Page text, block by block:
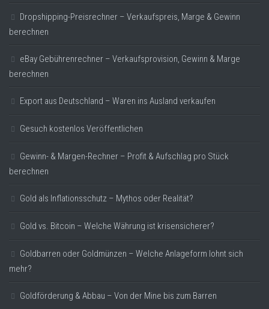
Dropshipping-Preisrechner – Verkaufspreis, Marge & Gewinn
berechnen
eBay Gebührenrechner – Verkaufsprovision, Gewinn & Marge
berechnen
Export aus Deutschland – Waren ins Ausland verkaufen
Gesuch kostenlos Veröffentlichen
Gewinn- & Margen-Rechner – Profit & Aufschlag pro Stück
berechnen
Gold als Inflationsschutz – Mythos oder Realität?
Gold vs. Bitcoin – Welche Währung ist krisensicherer?
Goldbarren oder Goldmünzen – Welche Anlageform lohnt sich
mehr?
Goldförderung & Abbau – Von der Mine bis zum Barren